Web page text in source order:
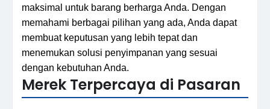
maksimal untuk barang berharga Anda. Dengan
memahami berbagai pilihan yang ada, Anda dapat
membuat keputusan yang lebih tepat dan
menemukan solusi penyimpanan yang sesuai
dengan kebutuhan Anda.
Merek Terpercaya di Pasaran